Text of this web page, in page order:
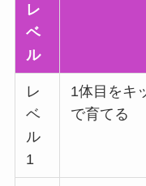
レ
ベ
ル
レ
ベ
ル
1
1体目をキ
で育てる